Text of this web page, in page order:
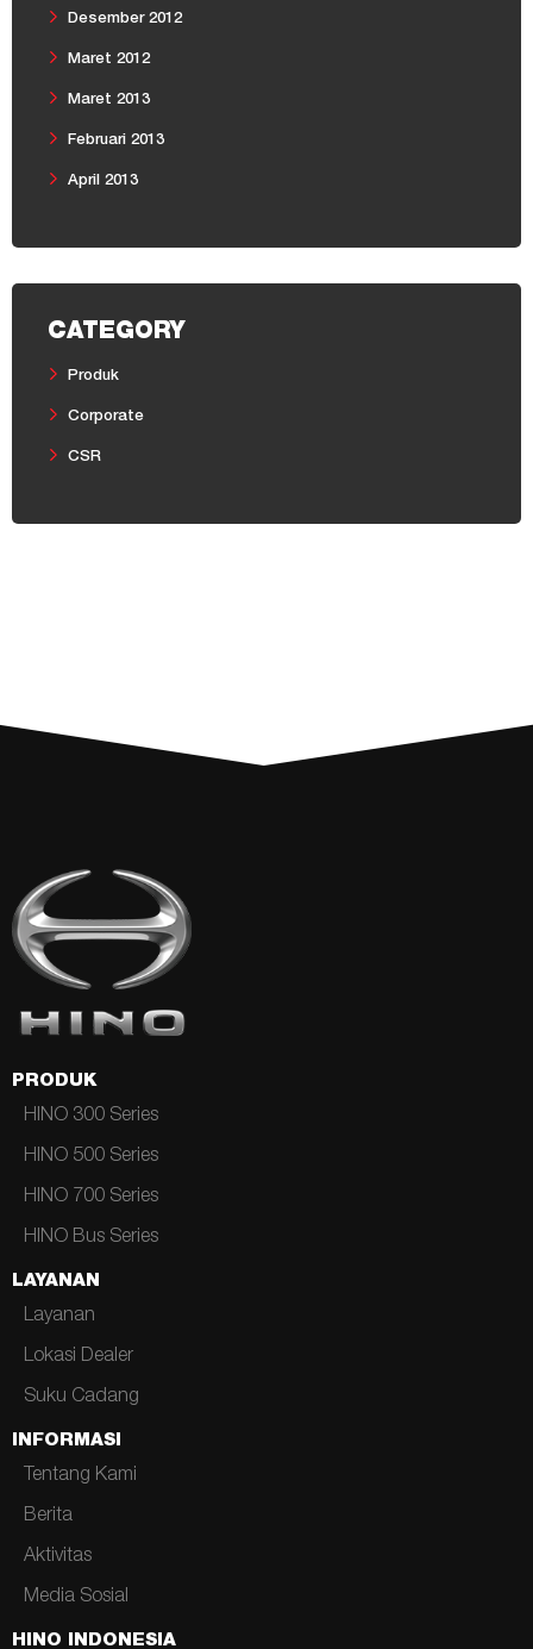
Desember 2012
Maret 2012
Maret 2013
Februari 2013
April 2013
CATEGORY
Produk
Corporate
CSR
PRODUK
HINO 300 Series
HINO 500 Series
HINO 700 Series
HINO Bus Series
LAYANAN
Layanan
Lokasi Dealer
Suku Cadang
INFORMASI
Tentang Kami
Berita
Aktivitas
Media Sosial
HINO INDONESIA